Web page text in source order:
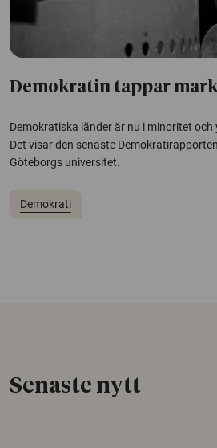
Demokratin tappar
Demokratiska länder är nu i minoritet
Det visar den senaste
Göteborgs universitet.
Demokrati
Senaste nytt